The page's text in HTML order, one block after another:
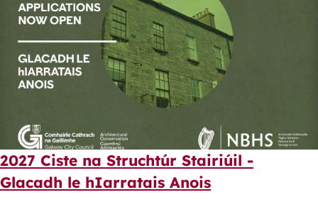
2027 Ciste na Struchtúr Stairiúil -
Glacadh le hIarratais Anois